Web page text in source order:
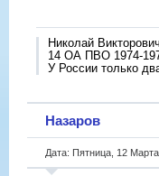
Николай Викторович
14 ОА ПВО 1974-
У России только
Назаров
Дата: Пятница, 12